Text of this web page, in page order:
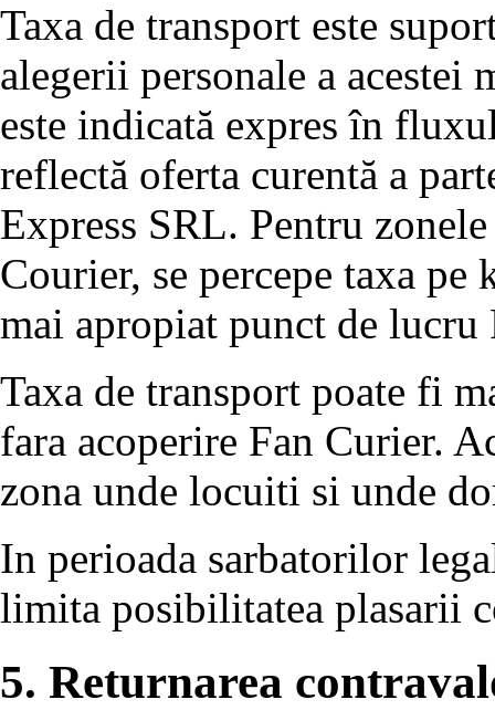
Taxa de transport este
alegerii personale a
este indicată expres în
reflectă oferta curentă a
Express SRL. Pentru
Courier, se percepe taxa
mai apropiat punct de
Taxa de transport poate fi
fara acoperire Fan Curier.
zona unde locuiti si unde
In perioada sarbatorilor
limita posibilitatea plasarii
5. Returnarea